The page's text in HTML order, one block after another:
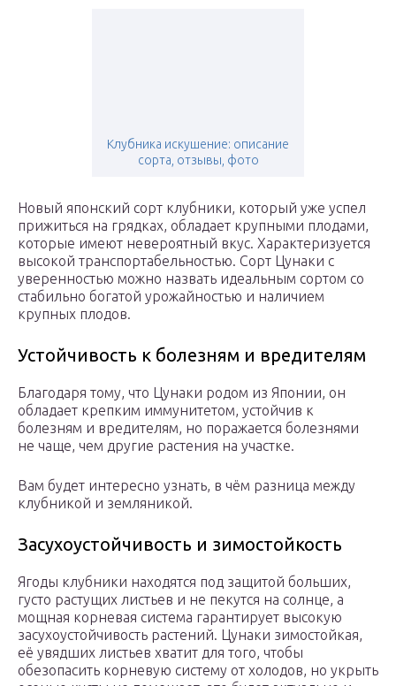
Клубника искушение: описание
сорта, отзывы, фото
Новый японский сорт клубники, который уже успел
прижиться на грядках, обладает крупными плодами,
которые имеют невероятный вкус. Характеризуется
высокой транспортабельностью. Сорт Цунаки с
уверенностью можно назвать идеальным сортом со
стабильно богатой урожайностью и наличием
крупных плодов.
Устойчивость к болезням и вредителям
Благодаря тому, что Цунаки родом из Японии, он
обладает крепким иммунитетом, устойчив к
болезням и вредителям, но поражается болезнями
не чаще, чем другие растения на участке.
Вам будет интересно узнать, в чём разница между
клубникой и земляникой.
Засухоустойчивость и зимостойкость
Ягоды клубники находятся под защитой больших,
густо растущих листьев и не пекутся на солнце, а
мощная корневая система гарантирует высокую
засухоустойчивость растений. Цунаки зимостойкая,
её увядших листьев хватит для того, чтобы
обезопасить корневую систему от холодов, но укрыть